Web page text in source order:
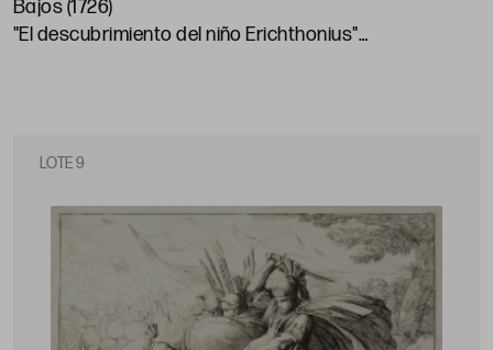
Bajos (1726)
"El descubrimiento del niño Erichthonius"
LOTE 9